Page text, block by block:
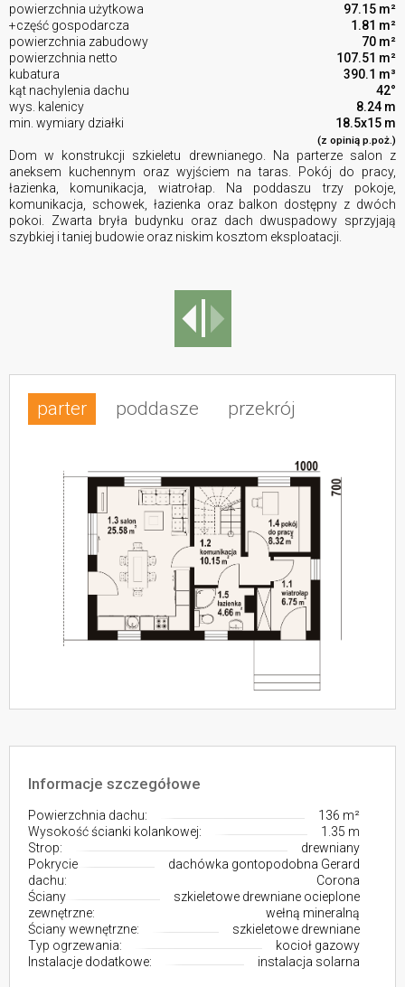
powierzchnia użytkowa
97.15 m²
+część gospodarcza
1.81 m²
powierzchnia zabudowy
70 m²
powierzchnia netto
107.51 m²
kubatura
390.1 m³
kąt nachylenia dachu
42°
wys. kalenicy
8.24 m
min. wymiary działki
18.5x15 m
(z opinią p.poż.)
Dom w konstrukcji szkieletu drewnianego. Na parterze salon z
aneksem kuchennym oraz wyjściem na taras. Pokój do pracy,
łazienka, komunikacja, wiatrołap. Na poddaszu trzy pokoje,
komunikacja, schowek, łazienka oraz balkon dostępny z dwóch
pokoi. Zwarta bryła budynku oraz dach dwuspadowy sprzyjają
szybkiej i taniej budowie oraz niskim kosztom eksploatacji.
parter poddasze przekrój
Informacje szczegółowe
Powierzchnia dachu:
136 m²
Wysokość ścianki kolankowej:
1.35 m
Strop:
drewniany
Pokrycie
dachu:
dachówka gontopodobna Gerard
Corona
Ściany
zewnętrzne:
szkieletowe drewniane ocieplone
wełną mineralną
Ściany wewnętrzne:
szkieletowe drewniane
Typ ogrzewania:
kocioł gazowy
Instalacje dodatkowe:
instalacja solarna